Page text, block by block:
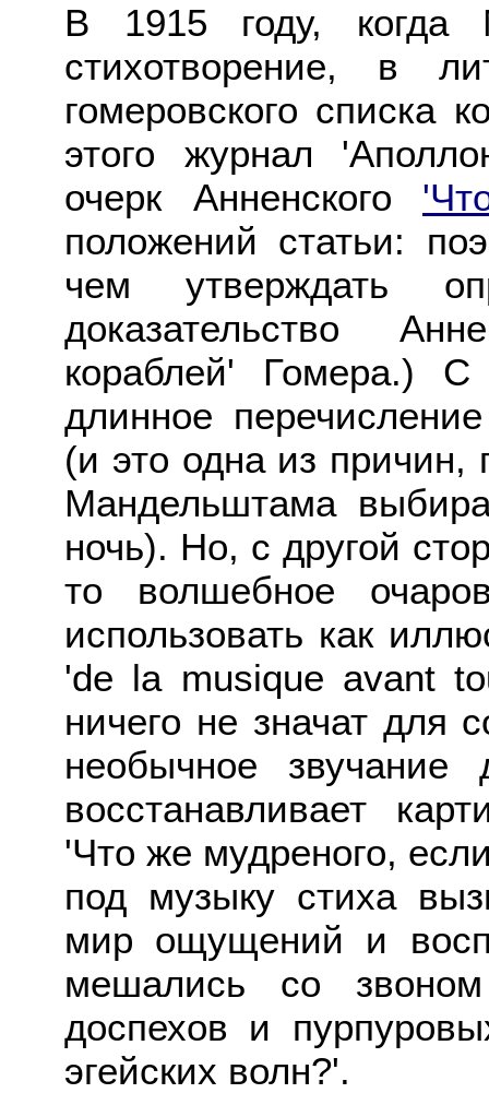
В 1915 году, когда
стихотворение, в
гомеровского списка
этого журнал
очерк Анненского
положений статьи:
чем утверждать
доказательство
кораблей' Гомера.) С
длинное
(и это одна из причин,
Мандельштама
ночь). Но, с другой
то волшебное
использовать как
'de la musique avant
ничего не значат для
необычное
восстанавливает
'Что же мудреного,
под музыку стиха
мир ощущений и
мешались со
доспехов и
эгейских волн?'.